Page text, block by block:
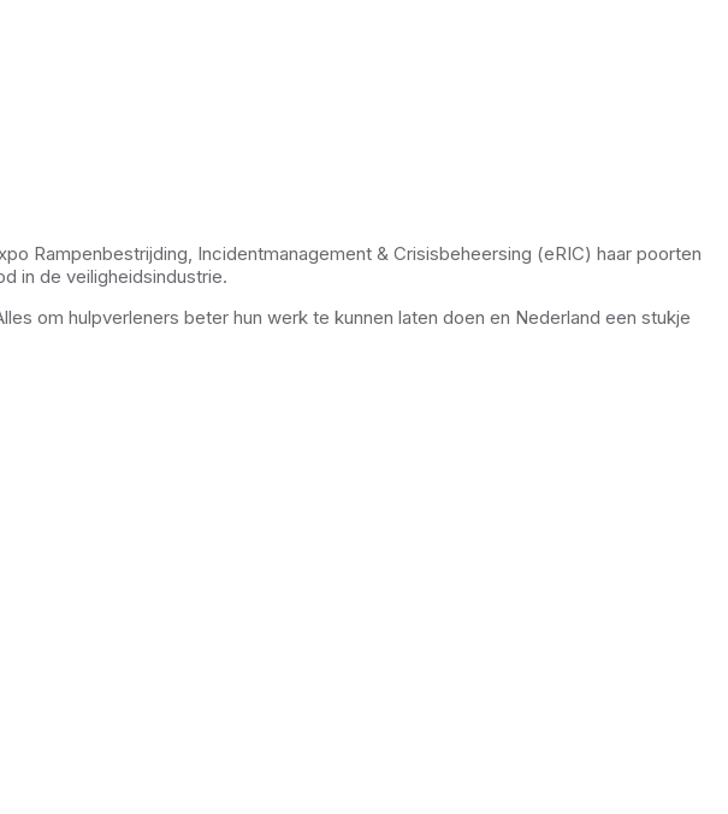
Rampenbestrijding, Incidentmanagement & Crisisbeheersing (eRIC) haar poorten
in de veiligheidsindustrie.
om hulpverleners beter hun werk te kunnen laten doen en Nederland een stukje